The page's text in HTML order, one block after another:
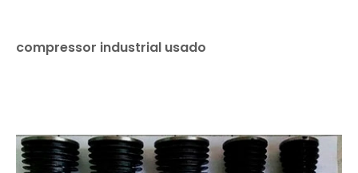
compressor industrial usado